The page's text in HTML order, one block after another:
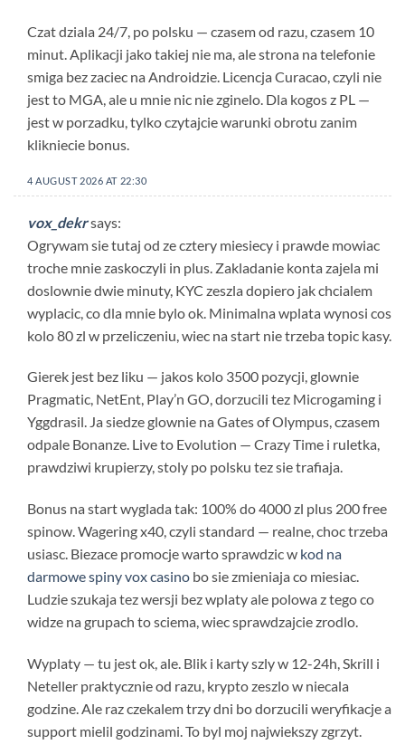
Czat dziala 24/7, po polsku — czasem od razu, czasem 10
minut. Aplikacji jako takiej nie ma, ale strona na telefonie
smiga bez zaciec na Androidzie. Licencja Curacao, czyli nie
jest to MGA, ale u mnie nic nie zginelo. Dla kogos z PL —
jest w porzadku, tylko czytajcie warunki obrotu zanim
klikniecie bonus.
4 AUGUST 2026 AT 22:30
vox_dekrsays:
Ogrywam sie tutaj od ze cztery miesiecy i prawde mowiac
troche mnie zaskoczyli in plus. Zakladanie konta zajela mi
doslownie dwie minuty, KYC zeszla dopiero jak chcialem
wyplacic, co dla mnie bylo ok. Minimalna wplata wynosi cos
kolo 80 zl w przeliczeniu, wiec na start nie trzeba topic kasy.
Gierek jest bez liku — jakos kolo 3500 pozycji, glownie
Pragmatic, NetEnt, Play’n GO, dorzucili tez Microgaming i
Yggdrasil. Ja siedze glownie na Gates of Olympus, czasem
odpale Bonanze. Live to Evolution — Crazy Time i ruletka,
prawdziwi krupierzy, stoly po polsku tez sie trafiaja.
Bonus na start wyglada tak: 100% do 4000 zl plus 200 free
spinow. Wagering x40, czyli standard — realne, choc trzeba
usiasc. Biezace promocje warto sprawdzic w kod na
darmowe spiny vox casino bo sie zmieniaja co miesiac.
Ludzie szukaja tez wersji bez wplaty ale polowa z tego co
widze na grupach to sciema, wiec sprawdzajcie zrodlo.
Wyplaty — tu jest ok, ale. Blik i karty szly w 12-24h, Skrill i
Neteller praktycznie od razu, krypto zeszlo w niecala
godzine. Ale raz czekalem trzy dni bo dorzucili weryfikacje a
support mielil godzinami. To byl moj najwiekszy zgrzyt.